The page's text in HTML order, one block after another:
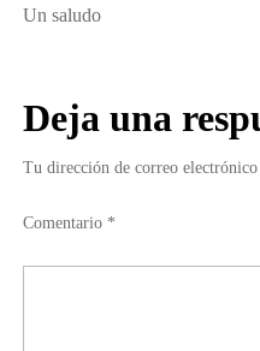
Un saludo
Deja una
Tu dirección de correo electrónico
Comentario *